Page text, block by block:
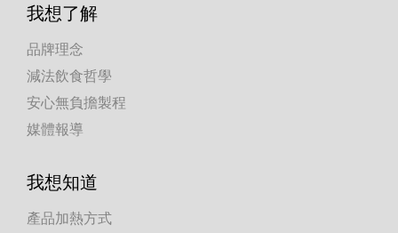
我想了解
品牌理念
減法飲食哲學
安心無負擔製程
媒體報導
我想知道
產品加熱方式